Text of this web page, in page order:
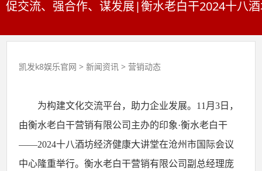
促交流、强合作、谋发展|衡水老白干2024十八
凯发k8娱乐官网 >新闻资讯 > 营销动态
为构建文化交流平台，助力企业发展。 11月3日，
由衡水老白干营销有限公司主办的印象·衡水老白干
——2024十八酒坊经济健康大讲堂在沧州市国际会议
中心隆重举行。衡水老白干营销有限公司副总经理庞